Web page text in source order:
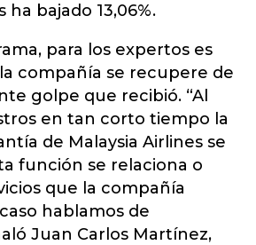
ha bajado 13,06%.
para los expertos es
compañía se recupere de
golpe que recibió. “Al
en tan corto tiempo la
de Malaysia Airlines se
función se relaciona o
que la compañía
hablamos de
Juan Carlos Martínez,